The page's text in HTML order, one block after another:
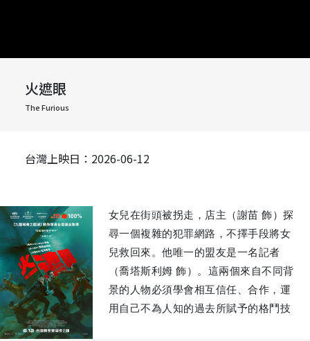
火遮眼
The Furious
台灣上映日：2026-06-12
女兒在街頭被拐走，店主（謝苗 飾）探
尋一個複雜的犯罪網路，不擇手段將女
兒救回來。他唯一的盟友是一名記者
（喬塔斯利姆 飾）。這兩個來自不同背
景的人物必須學會相互信任、合作，運
用自己不為人知的過去所賦予的格鬥技